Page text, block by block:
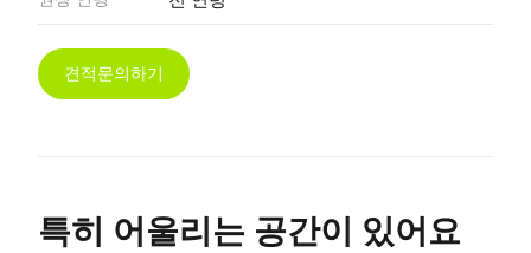
견적문의하기
특히 어울리는 공간이 있어요